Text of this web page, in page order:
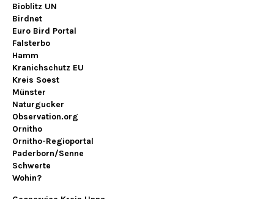
Bioblitz UN
Birdnet
Euro Bird Portal
Falsterbo
Hamm
Kranichschutz EU
Kreis Soest
Münster
Naturgucker
Observation.org
Ornitho
Ornitho-Regioportal
Paderborn/Senne
Schwerte
Wohin?